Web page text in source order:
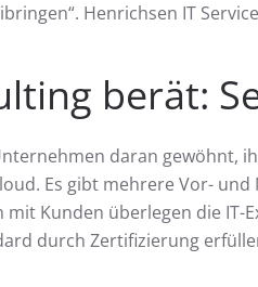
Henrichsen IT
berät:
daran gewöhnt,
Es gibt mehrere Vor-
mit Kunden überlegen die IT-
durch Zertifizierung